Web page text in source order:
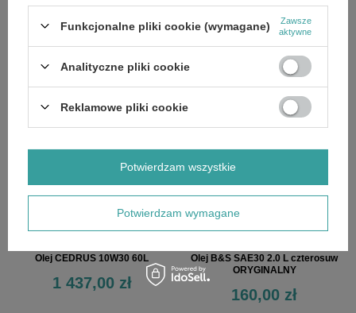
Olej Cedrus 20W50 5L Olej CEDRUS 10W30 20 L
515,00 zł
Olej CEDRUS 10W30 60L
1 437,00 zł
Olej B&S SAE30 2.0 L czterosuw
ORYGINALNY
160,00 zł
Funkcjonalne pliki cookie (wymagane)
Zawsze
aktywne
Analityczne pliki cookie
Reklamowe pliki cookie
Potwierdzam wymagane
Potwierdzam wszystkie